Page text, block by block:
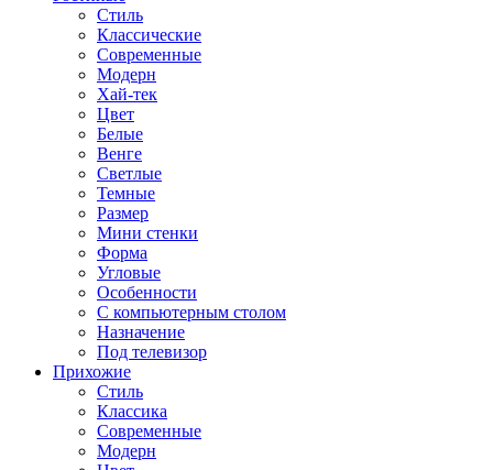
Стиль
Классические
Современные
Модерн
Хай-тек
Цвет
Белые
Венге
Светлые
Темные
Размер
Мини стенки
Форма
Угловые
Особенности
С компьютерным столом
Назначение
Под телевизор
Прихожие
Стиль
Классика
Современные
Модерн